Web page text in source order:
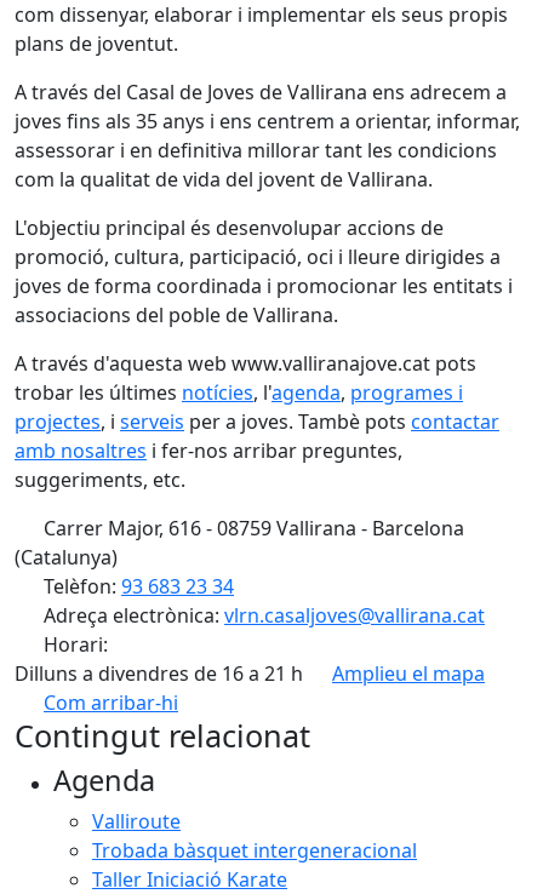
com dissenyar, elaborar i implementar els seus propis
plans de joventut.
A través del Casal de Joves de Vallirana ens adrecem a
joves fins als 35 anys i ens centrem a orientar, informar,
assessorar i en definitiva millorar tant les condicions
com la qualitat de vida del jovent de Vallirana.
L'objectiu principal és desenvolupar accions de
promoció, cultura, participació, oci i lleure dirigides a
joves de forma coordinada i promocionar les entitats i
associacions del poble de Vallirana.
A través d'aquesta web www.valliranajove.cat pots
trobar les últimes notícies, l'agenda, programes i
projectes, i serveis per a joves. Tambè pots contactar
amb nosaltres i fer-nos arribar preguntes,
suggeriments, etc.
Carrer Major, 616 - 08759 Vallirana - Barcelona
(Catalunya)
Telèfon: 93 683 23 34
Adreça electrònica: vlrn.casaljoves@vallirana.cat
Horari:
Dilluns a divendres de 16 a 21 h
Amplieu el mapa
Com arribar-hi
+
−
Contingut relacionat
Agenda
Valliroute
Trobada bàsquet intergeneracional
Taller Iniciació Karate